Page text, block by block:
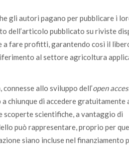
gli autori pagano per pubblicare i
dell’articolo pubblicato su riviste
a fare profitti, garantendo così il
al settore agricoltura
allo sviluppo dell’open
a chiunque di accedere gratuitamente
scoperte scientifiche, a vantaggio di
può rappresentare, proprio per
siano incluse nel finanziamento